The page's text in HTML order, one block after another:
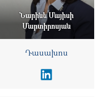
Նարինե Մայիսի
Մարտիրոսյան
Դասախոս